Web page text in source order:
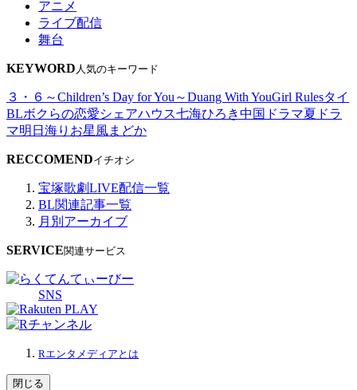
アニメ
ライブ配信
舞台
KEYWORD 人気のキーワード
３・６～Children’s Day for You～Duang With YouGirl Rulesタイ
BLボクらの恋愛シェアハウス七海ひろき中国ドラマ夏ドラ
マ明日海りお星風まどか
RECCOMENDイチオシ
宝塚歌劇LIVE配信一覧
BL関連記事一覧
月別アーカイブ
SERVICE関連サービス
SNS
Rエンタメディアとは
閉じる